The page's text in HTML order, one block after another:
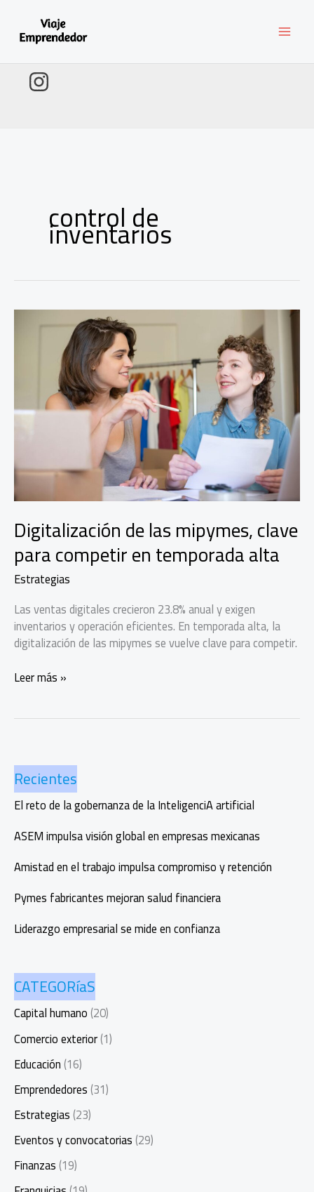
contenido
control de
inventarios
Digitalización de las mipymes, clave
para competir en temporada alta
Estrategias
Las ventas digitales crecieron 23.8% anual y exigen
inventarios y operación eficientes. En temporada alta, la
digitalización de las mipymes se vuelve clave para competir.
Digitalización
para
competir
en
temporada
alta
Leer más »
Recientes
El reto de la gobernanza de la InteligenciA artificial
ASEM impulsa visión global en empresas mexicanas
Amistad en el trabajo impulsa compromiso y retención
Pymes fabricantes mejoran salud financiera
Liderazgo empresarial se mide en confianza
CATEGORíaS
Capital humano(20)
Comercio exterior(1)
Educación(16)
Emprendedores(31)
Estrategias(23)
Eventos y convocatorias(29)
Finanzas(19)